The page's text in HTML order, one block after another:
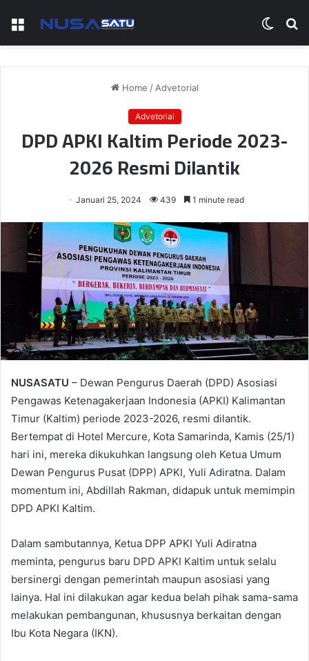
Menu
Switch
skin
Home / Advetorial
Advetorial
DPD APKI Kaltim Periode 2023-
2026 Resmi Dilantik
Januari 25, 2024 439 1 minute read
NUSASATU – Dewan Pengurus Daerah (DPD) Asosiasi
Pengawas Ketenagakerjaan Indonesia (APKI) Kalimantan
Timur (Kaltim) periode 2023-2026, resmi dilantik.
Bertempat di Hotel Mercure, Kota Samarinda, Kamis (25/1)
hari ini, mereka dikukuhkan langsung oleh Ketua Umum
Dewan Pengurus Pusat (DPP) APKI, Yuli Adiratna. Dalam
momentum ini, Abdillah Rakman, didapuk untuk memimpin
DPD APKI Kaltim.
Dalam sambutannya, Ketua DPP APKI Yuli Adiratna
meminta, pengurus baru DPD APKI Kaltim untuk selalu
bersinergi dengan pemerintah maupun asosiasi yang
lainya. Hal ini dilakukan agar kedua belah pihak sama-sama
melakukan pembangunan, khususnya berkaitan dengan
Ibu Kota Negara (IKN).